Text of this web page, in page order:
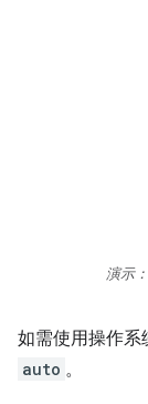
演示
如需使用操作系
auto 。